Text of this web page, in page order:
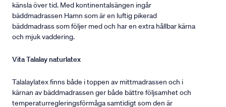
känsla över tid. Med kontinentalsängen ingår
bäddmadrassen Hamn som är en luftig pikerad
bäddmadrass som följer med och har en extra hållbar kärna
och mjuk vaddering.
Vita Talalay naturlatex
Talalaylatex finns både i toppen av mittmadrassen och i
kärnan av bäddmadrassen ger både bättre följsamhet och
temperaturregleringsförmåga samtidigt som den är